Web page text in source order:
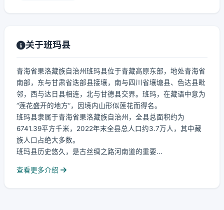
关于班玛县
青海省果洛藏族自治州班玛县位于青藏高原东部，地处青海省
南部，东与甘肃省迭部县接壤，南与四川省壤塘县、色达县毗
邻，西与达日县相连，北与甘德县交界。班玛，在藏语中意为
“莲花盛开的地方”，因境内山形似莲花而得名。
班玛县隶属于青海省果洛藏族自治州，全县总面积约为
6741.39平方千米，2022年末全县总人口约3.7万人，其中藏
族人口占绝大多数。
班玛县历史悠久，是古丝绸之路河南道的重要...
查看更多介绍